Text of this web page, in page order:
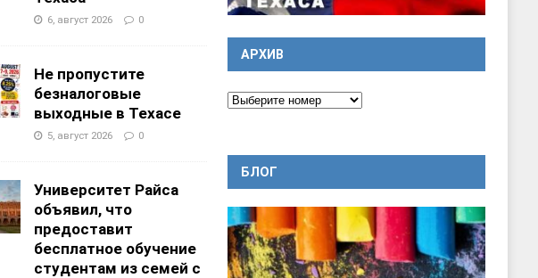
6, август 2026 0
Не пропустите
безналоговые
выходные в Техасе
5, август 2026 0
Университет Райса
объявил, что
предоставит
бесплатное обучение
студентам из семей с
АРХИВ
БЛОГ